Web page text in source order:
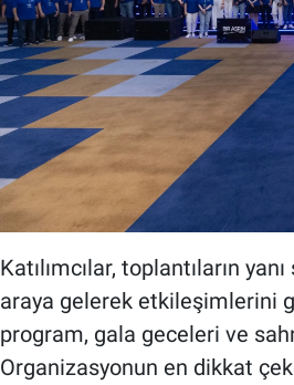
Katılımcılar, toplantıların
araya gelerek etkileşimlerini
program, gala geceleri ve
Organizasyonun en dikkat